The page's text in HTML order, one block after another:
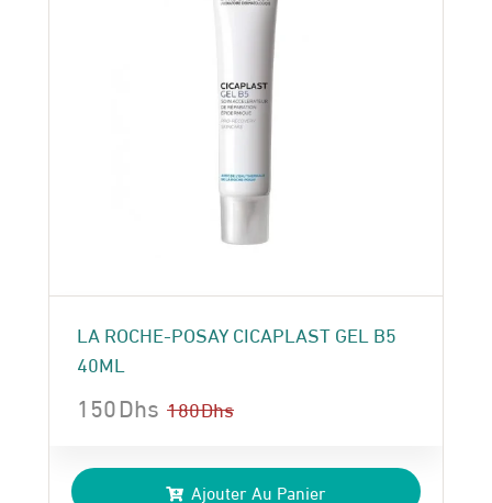
LA ROCHE-POSAY CICAPLAST GEL B5
40ML
180Dhs
prix
150Dhs
prix
Ajouter Au Panier